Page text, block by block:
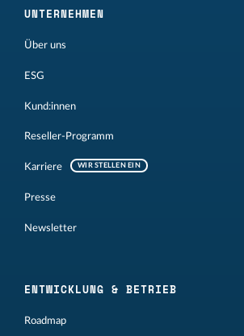
UNTERNEHMEN
Über uns
ESG
Kund:innen
Reseller-Programm
Karriere WIR STELLEN EIN
Presse
Newsletter
ENTWICKLUNG & BETRIEB
Roadmap